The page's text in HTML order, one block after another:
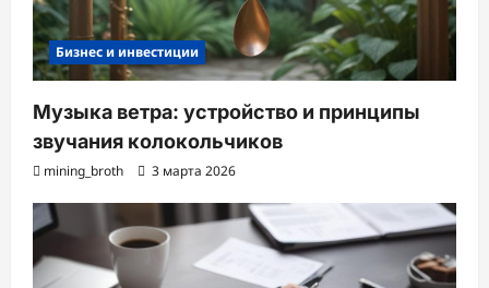
Бизнес и инвестиции
Музыка ветра: устройство и принципы
звучания колокольчиков
mining_broth 3 марта 2026